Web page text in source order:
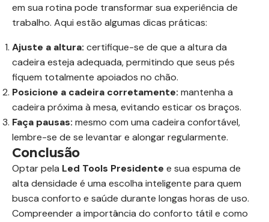
em sua rotina pode transformar sua experiência de
trabalho. Aqui estão algumas dicas práticas:
Ajuste a altura: certifique-se de que a altura da
cadeira esteja adequada, permitindo que seus pés
fiquem totalmente apoiados no chão.
Posicione a cadeira corretamente: mantenha a
cadeira próxima à mesa, evitando esticar os braços.
Faça pausas: mesmo com uma cadeira confortável,
lembre-se de se levantar e alongar regularmente.
Conclusão
Optar pela Led Tools Presidente e sua espuma de
alta densidade é uma escolha inteligente para quem
busca conforto e saúde durante longas horas de uso.
Compreender a importância do conforto tátil e como